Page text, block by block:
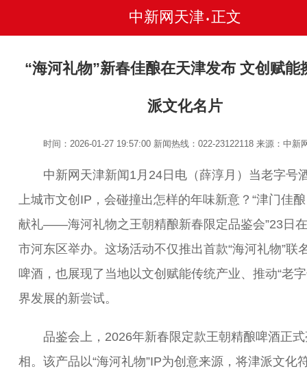
中新网天津 • 正文
“海河礼物”新春佳酿在天津发布 文创赋能
派文化名片
时间：2026-01-27 19:57:00 新闻热线：022-23122118来源：中新
中新网天津新闻1月24日电（薛淳月）当老字号
上城市文创IP，会碰撞出怎样的年味新意？“津门佳酿
献礼——海河礼物之王朝精酿新春限定品鉴会”23日
市河东区举办。这场活动不仅推出首款“海河礼物”联
啤酒，也展现了当地以文创赋能传统产业、推动“老字
界发展的新尝试。
品鉴会上，2026年新春限定款王朝精酿啤酒正式
相。该产品以“海河礼物”IP为创意来源，将津派文化